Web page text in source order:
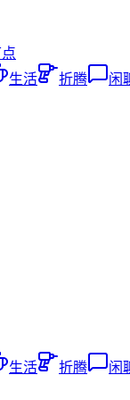
生活 折腾 闲
生活 折腾 闲